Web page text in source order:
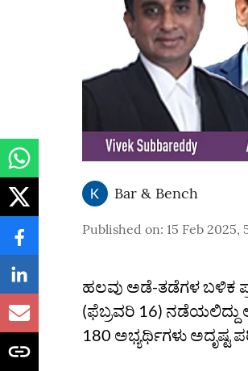
Bar & Bench
Published on: 15 Feb 2025,
ಹಲವು ಅಡೆ-ತಡೆಗಳ ಬಳಿಕ
(ಫೆಬ್ರವರಿ 16) ನಡೆಯಲಿದ್ದು
180 ಅಭ್ಯರ್ಥಿಗಳು ಅದೃಷ್ಟ